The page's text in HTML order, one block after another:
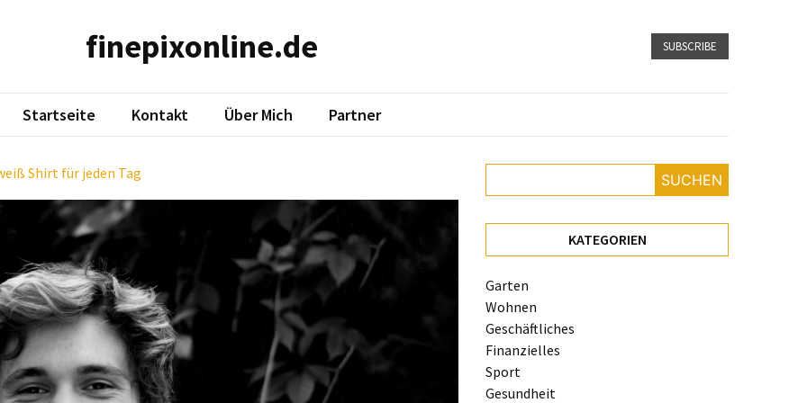
finepixonline.de SUBSCRIBE
Startseite Kontakt Über Mich Partner
Shirt für jeden Tag SUCHEN
KATEGORIEN
Garten
Wohnen
Geschäftliches
Finanzielles
Sport
Gesundheit